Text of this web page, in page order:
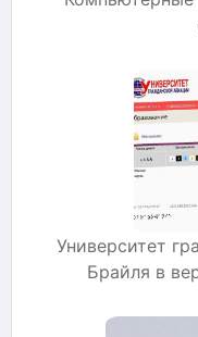
Университет
Брайля в